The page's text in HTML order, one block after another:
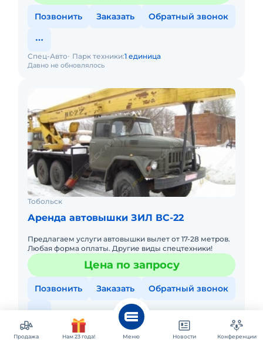
Позвонить Заказать Обратный звонок
Давно не обновлялось
Спец-Авто Парк техники:1 единица
Тобольск
Аренда автовышки ЗИЛ ВС-22
Предлагаем услуги автовышки вылет от 17-28 метров.
Любая форма оплаты. Другие виды спецтехники!
Цена по запросу
Позвонить Заказать Обратный звонок
Давно не обновлялось
ТрансСтройКапитал Парк техники: 1 единица
Продажа Нам 23 года! Меню Новости Конференции